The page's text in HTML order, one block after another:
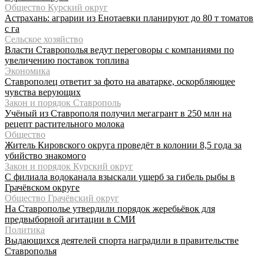
Общество Курский округ
Астрахань: аграрии из Енотаевки планируют до 80 т томатов
с га
Сельское хозяйство
Власти Ставрополья ведут переговоры с компаниями по
увеличению поставок топлива
Экономика
Ставрополец ответит за фото на аватарке, оскорбляющее
чувства верующих
Закон и порядок Ставрополь
Учёный из Ставрополя получил мегагрант в 250 млн на
рецепт растительного молока
Общество
Житель Кировского округа проведёт в колонии 8,5 года за
убийство знакомого
Закон и порядок Курский округ
С филиала водоканала взыскали ущерб за гибель рыбы в
Грачёвском округе
Общество Грачёвский округ
На Ставрополье утвердили порядок жеребьёвок для
предвыборной агитации в СМИ
Политика
Выдающихся деятелей спорта наградили в правительстве
Ставрополья